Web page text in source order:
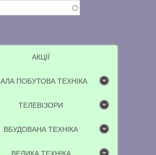
АКЦІЇ
ПОБУТОВА ТЕХНІКА
ТЕЛЕВІЗОРИ
ВБУДОВАНА ТЕХНІКА